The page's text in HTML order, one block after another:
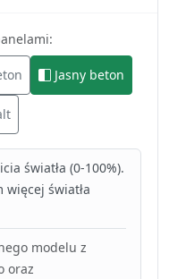
Jasny beton
światła (0-100%).
światła
modelu z
oraz